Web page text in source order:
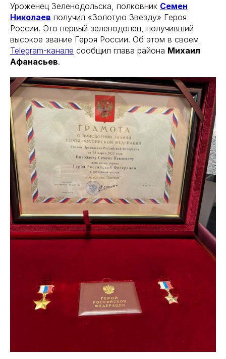
Уроженец Зеленодольска, полковник Семен
Николаев получил «Золотую Звезду» Героя
России. Это первый зеленодолец, получивший
высокое звание Героя России. Об этом в своем
Telegram-канале сообщил глава района Михаил
Афанасьев.